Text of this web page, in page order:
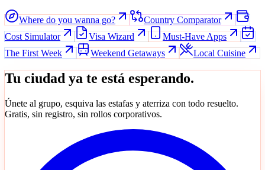
Where do you wanna go?
Country Comparator
Cost Simulator
Visa Wizard
Must-Have Apps
The First Week
Weekend Getaways Local Cuisine
Tu ciudad ya te está esperando.
Únete al grupo, esquiva las estafas y aterriza con todo resuelto.
Gratis, sin registro, sin rollos corporativos.